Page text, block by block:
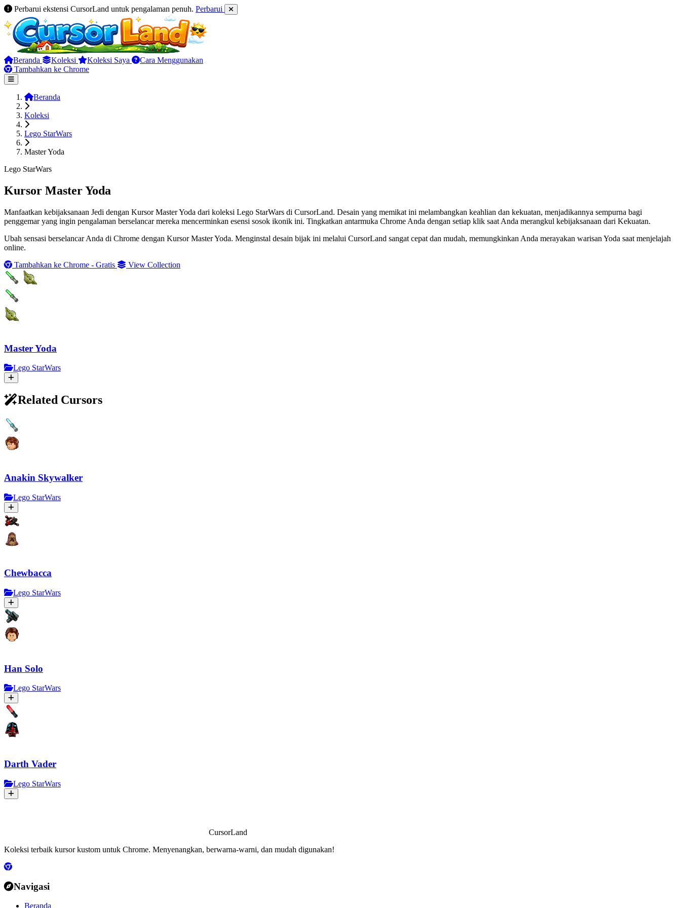
Perbarui ekstensi CursorLand untuk pengalaman penuh. Perbarui
Beranda Koleksi Koleksi Saya
Cara Menggunakan
Tambahkan ke Chrome
Beranda
Koleksi
Lego StarWars
Master Yoda
Lego StarWars
Kursor Master Yoda
Manfaatkan kebijaksanaan Jedi dengan Kursor Master Yoda dari koleksi Lego StarWars di CursorLand. Desain yang memikat ini melambangkan keahlian dan kekuatan, menjadikannya sempurna bagi
penggemar yang ingin pengalaman berselancar mereka mencerminkan esensi sosok ikonik ini. Tingkatkan antarmuka Chrome Anda dengan setiap klik saat Anda merangkul kebijaksanaan dari Kekuatan.
Ubah sensasi berselancar Anda di Chrome dengan Kursor Master Yoda. Menginstal desain bijak ini melalui CursorLand sangat cepat dan mudah, memungkinkan Anda merayakan warisan Yoda saat menjelajah
online.
Tambahkan ke Chrome - Gratis
View Collection
Master Yoda
Lego StarWars
Related Cursors
Anakin Skywalker
Lego StarWars
Chewbacca
Lego StarWars
Han Solo
Lego StarWars
Darth Vader
Lego StarWars
CursorLand
Koleksi terbaik kursor kustom untuk Chrome. Menyenangkan, berwarna-warni, dan mudah digunakan!
Navigasi
Beranda